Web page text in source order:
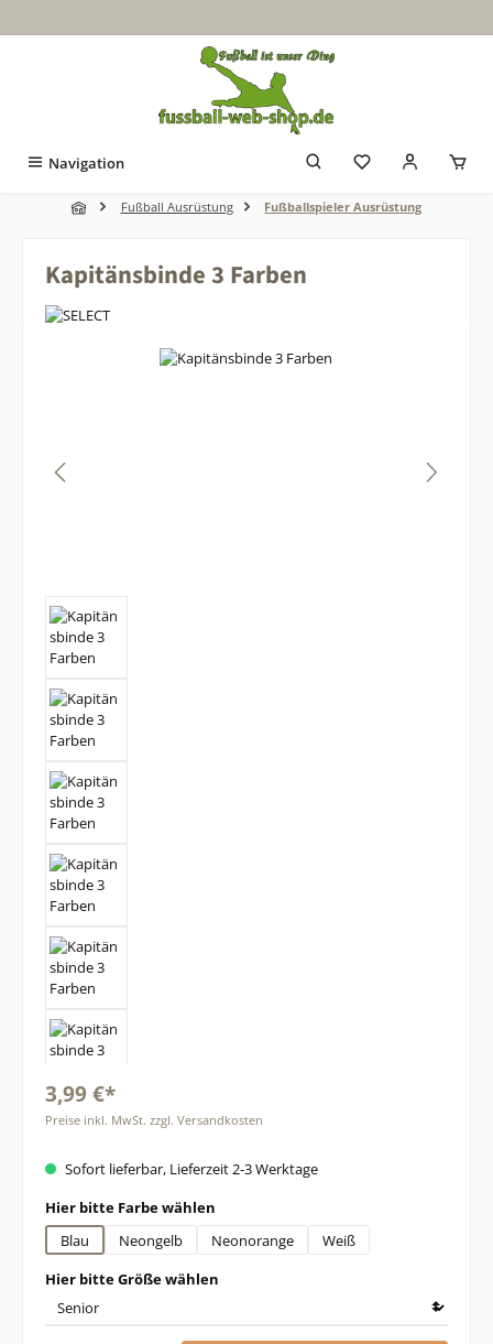
Navigation
Fußball Ausrüstung Fußballspieler Ausrüstung
Kapitänsbinde 3 Farben
Bildergalerie überspringen
3,99 €*
Preise inkl. MwSt. zzgl. Versandkosten
Sofort lieferbar, Lieferzeit 2-3 Werktage
Hier bitte Farbe wählen
Blau
Neongelb Neonorange
Weiß
Hier bitte Größe wählen